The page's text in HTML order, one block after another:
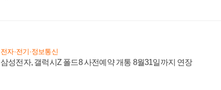
전자·전기·정보통신
삼성전자, 갤럭시Z 폴드8 사전예약 개통 8월31일까지 연장